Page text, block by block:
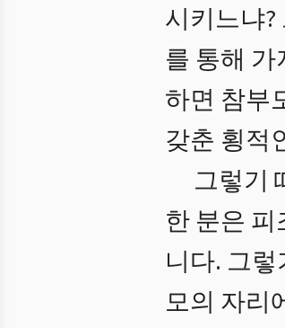
시키느냐
를 통해
하면 참부
갖춘 횡적
그렇기
한 분은
니다. 그
모의 자리